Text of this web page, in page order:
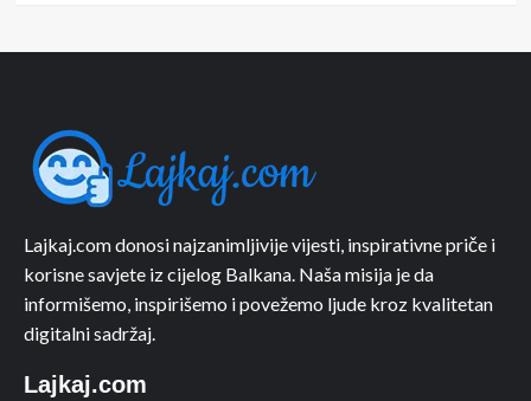
Lajkaj.com donosi najzanimljivije vijesti, inspirativne priče i
korisne savjete iz cijelog Balkana. Naša misija je da
informišemo, inspirišemo i povežemo ljude kroz kvalitetan
digitalni sadržaj.
Lajkaj.com